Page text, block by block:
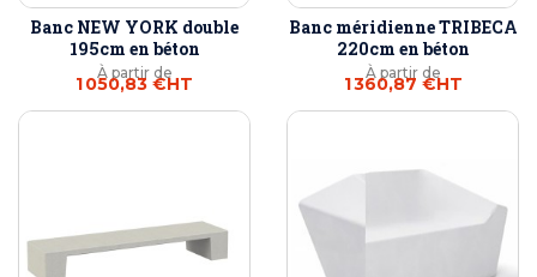
Banc NEW YORK double
195cm en béton
À partir de
1 050,83 €HT
Banc méridienne TRIBECA
220cm en béton
À partir de
1 360,87 €HT